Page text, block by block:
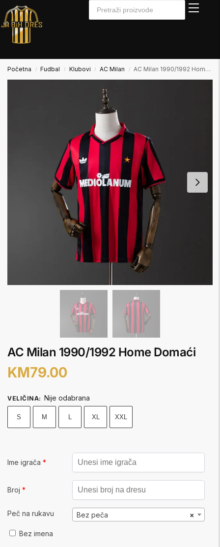
Početna / Fudbal / Klubovi / AC Milan / AC Milan 1990/1992 Home Domaći
AC Milan 1990/1992 Home Domaći
KM79.00
VELIČINA: Nije odabrana
S M L XL XXL
Ime igrača *
Broj *
Peč na rukavu ×
Bez peča
Bez imena